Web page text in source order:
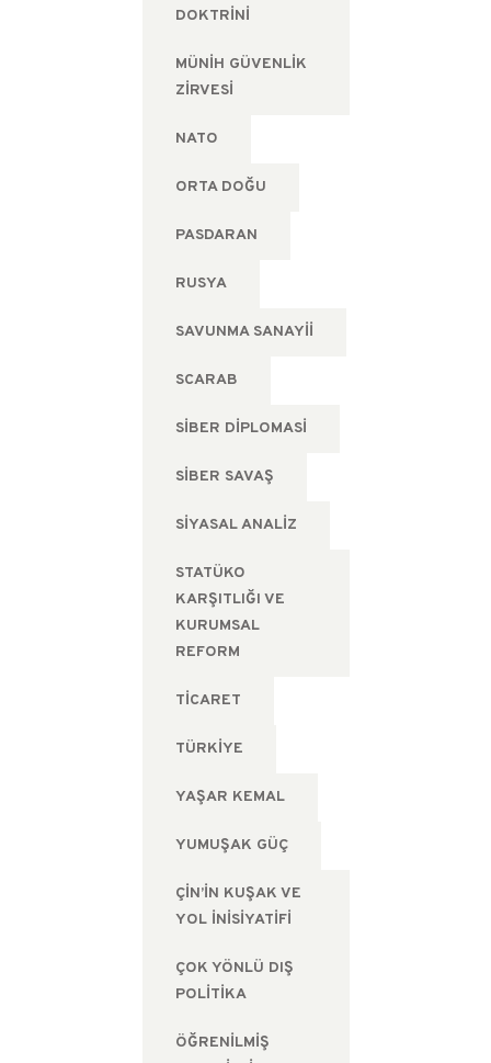
DOKTRINI
MÜNIH GÜVENLIK
ZIRVESI
NATO
ORTA DOĞU
PASDARAN
RUSYA
SAVUNMA SANAYII
SCARAB
SIBER DIPLOMASI
SIBER SAVAŞ
SIYASAL ANALIZ
STATÜKO
KARŞITLIĞI VE
KURUMSAL
REFORM
TICARET
TÜRKIYE
YAŞAR KEMAL
YUMUŞAK GÜÇ
ÇIN’IN KUŞAK VE
YOL İNISIYATIFI
ÇOK YÖNLÜ DIŞ
POLITIKA
ÖĞRENILMIŞ